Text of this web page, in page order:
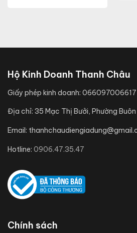
Hộ Kinh Doanh Thanh Châu
Giấy phép kinh doanh: 066097006617
Địa chỉ: 35 Mạc Thị Bưởi, Phường
Email:
Hotline: 0906.47.35.47
Chính sách